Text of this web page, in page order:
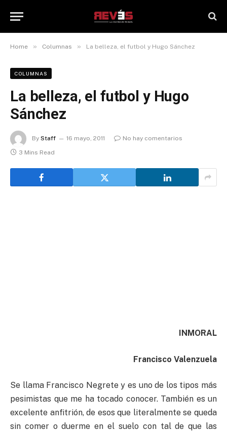
Home » Columnas » La belleza, el futbol y Hugo Sánchez
COLUMNAS
La belleza, el futbol y Hugo
Sánchez
By Staff 16 mayo, 2011
No hay comentarios
3 Mins Read
INMORAL
Francisco Valenzuela
Se llama Francisco Negrete y es uno de los tipos más
pesimistas que me ha tocado conocer. También es un
excelente anfitrión, de esos que literalmente se queda
sin comer o duerme en el suelo con tal de que las